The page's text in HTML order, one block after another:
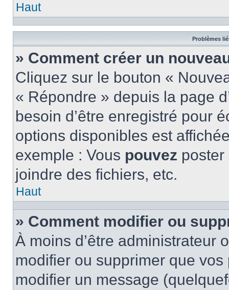
Haut
Problèmes
» Comment créer un
Cliquez sur le bouton «
« Répondre » depuis la page
besoin d’être enregistré pour
options disponibles est
exemple : Vous pouvez
joindre des fichiers, etc.
Haut
» Comment modifier ou
À moins d’être administrateur
modifier ou supprimer que
modifier un message